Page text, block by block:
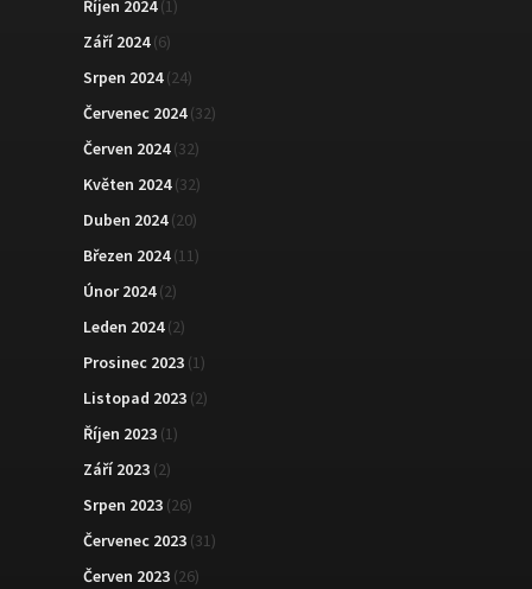
Říjen 2024(1)
Září 2024(6)
Srpen 2024(24)
Červenec 2024(32)
Červen 2024(32)
Květen 2024(32)
Duben 2024(20)
Březen 2024(11)
Únor 2024(2)
Leden 2024(2)
Prosinec 2023 (1)
Listopad 2023 (2)
Říjen 2023 (1)
Září 2023 (2)
Srpen 2023 (26)
Červenec 2023 (31)
Červen 2023 (26)